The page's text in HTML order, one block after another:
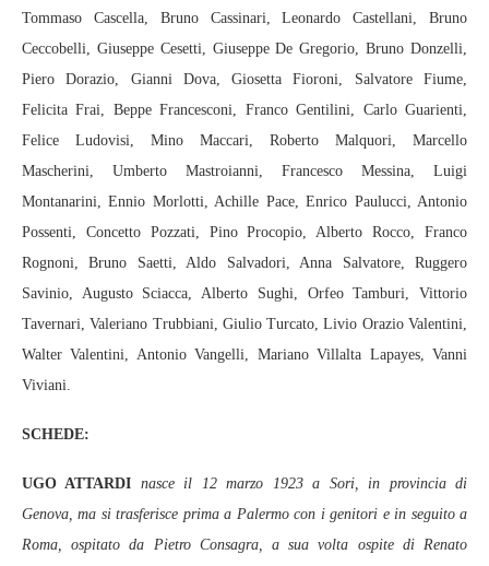
Tommaso Cascella, Bruno Cassinari, Leonardo Castellani, Bruno
Ceccobelli, Giuseppe Cesetti, Giuseppe De Gregorio, Bruno Donzelli,
Piero Dorazio, Gianni Dova, Giosetta Fioroni, Salvatore Fiume,
Felicita Frai, Beppe Francesconi, Franco Gentilini, Carlo Guarienti,
Felice Ludovisi, Mino Maccari, Roberto Malquori, Marcello
Mascherini, Umberto Mastroianni, Francesco Messina, Luigi
Montanarini, Ennio Morlotti, Achille Pace, Enrico Paulucci, Antonio
Possenti, Concetto Pozzati, Pino Procopio, Alberto Rocco, Franco
Rognoni, Bruno Saetti, Aldo Salvadori, Anna Salvatore, Ruggero
Savinio, Augusto Sciacca, Alberto Sughi, Orfeo Tamburi, Vittorio
Tavernari, Valeriano Trubbiani, Giulio Turcato, Livio Orazio Valentini,
Walter Valentini, Antonio Vangelli, Mariano Villalta Lapayes, Vanni
Viviani.
SCHEDE:
UGO ATTARDI nasce il 12 marzo 1923 a Sori, in provincia di
Genova, ma si trasferisce prima a Palermo con i genitori e in seguito a
Roma, ospitato da Pietro Consagra, a sua volta ospite di Renato